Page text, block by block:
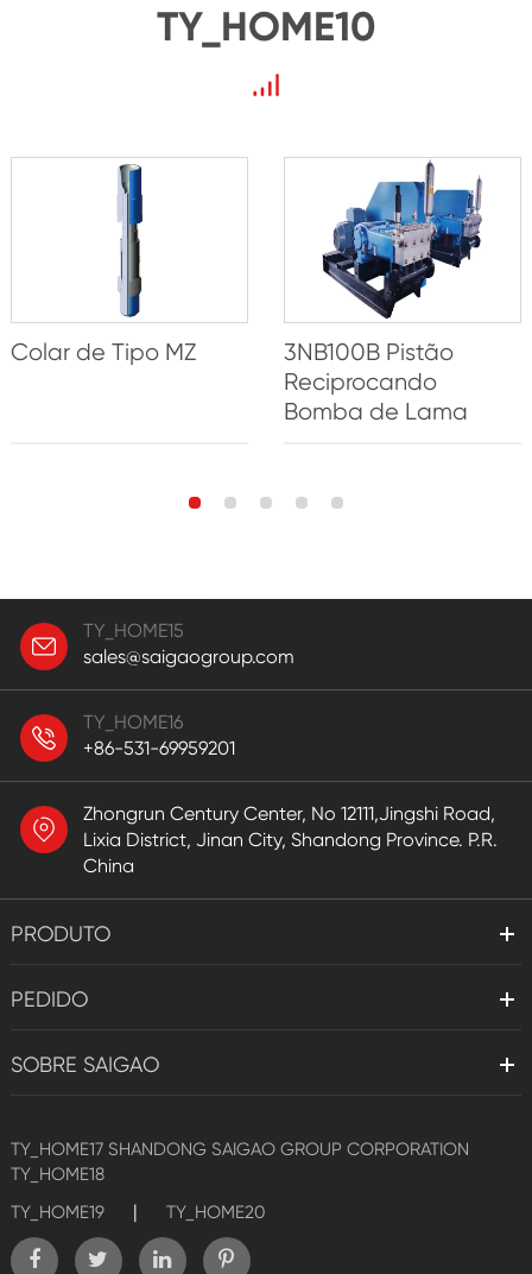
TY_HOME10
Colar de Tipo MZ
3NB100B Pistão
Reciprocando
Bomba de Lama
TY_HOME15
sales@saigaogroup.com
TY_HOME16
+86-531-69959201
Zhongrun Century Center, No 12111,Jingshi Road,
Lixia District, Jinan City, Shandong Province. P.R.
China
PRODUTO
PEDIDO
SOBRE SAIGAO
TY_HOME17 SHANDONG SAIGAO GROUP CORPORATION
TY_HOME18
TY_HOME19
| TY_HOME20